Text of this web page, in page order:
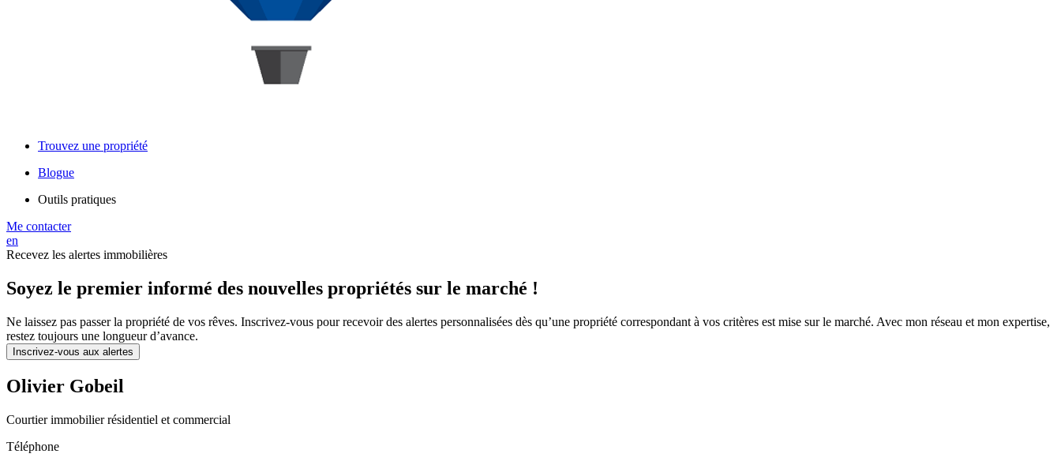
Trouvez une propriété
Blogue
Outils pratiques
Me contacter
en
Recevez les alertes immobilières
Soyez le premier informé des nouvelles propriétés sur le marché !
Ne laissez pas passer la propriété de vos rêves. Inscrivez-vous pour recevoir des alertes personnalisées dès qu’une propriété correspondant à vos critères est mise sur le marché. Avec mon réseau et mon expertise,
restez toujours une longueur d’avance.
Inscrivez-vous aux alertes
Olivier Gobeil
Courtier immobilier résidentiel et commercial
Téléphone